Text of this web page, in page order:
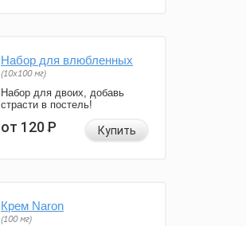
Набор для влюбленных
(10х100 мг)
Набор для двоих, добавь
страсти в постель!
от 120Р Купить
Крем Naron
(100 мг)